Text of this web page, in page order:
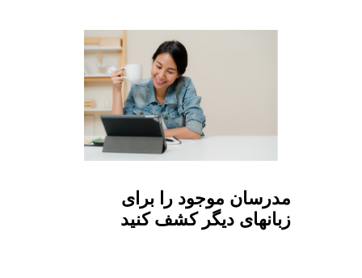
مدرسان موجود را برای
زبانهای دیگر کشف کنید